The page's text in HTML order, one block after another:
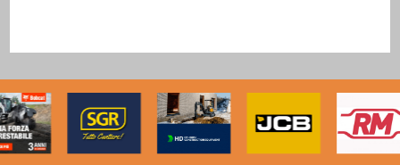
CONFRONTA
CERCO/OFFRO LAVORO